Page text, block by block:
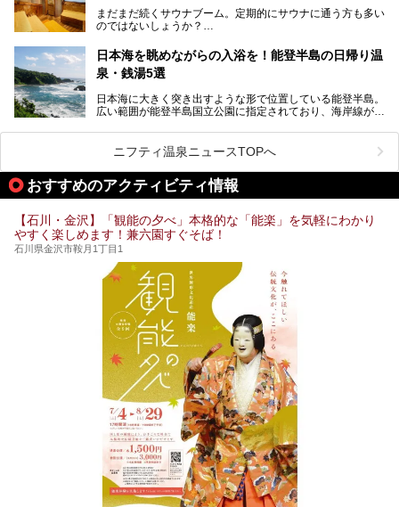
れちゃう！なんということでしょう！！
り、観光に加えて温泉もぜひ楽しみたいところ。金沢エリア
でおすすめのスーパー銭湯をご紹介します。
まだまだ続くサウナブーム。定期的にサウナに通う方も多い
のではないしょうか？
今回はそんなサウナによく行く人もこれから楽しむ人も格安
で楽しめるサウナを紹介します。
など、種類豊富ですよ。
日本海を眺めながらの入浴を！能登半島の日帰り温
泉・銭湯5選
日本海に大きく突き出すような形で位置している能登半島。
広い範囲が能登半島国立公園に指定されており、海岸線が作
車で行くのがオススメですが、ドライブの際にぜひ一緒に楽
しんでいただきたいのが温泉です。絶景を眺めながらつかる
温泉は最高ですよ！ 今回はそんな能登の温泉を5つご紹介
します。
ニフティ温泉ニュースTOPへ
おすすめのアクティビティ情報
【石川・金沢】「観能の夕べ」本格的な「能楽」を気軽にわかり
やすく楽しめます！兼六園すぐそば！
石川県金沢市鞍月1丁目1